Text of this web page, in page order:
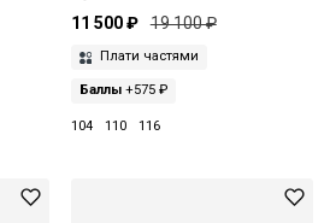
11 500 ₽ 19 100 ₽
Плати частями
Баллы+575 ₽
104 110 116